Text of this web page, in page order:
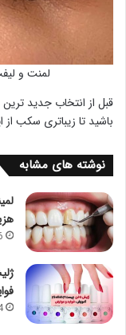
لمنت و
قبل از انتخاب جدید
باشید تا زیباتری سکب از
نوشته های مشابه
6
4